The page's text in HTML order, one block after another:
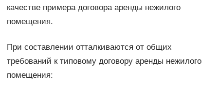
качестве примера договора аренды нежилого
помещения.
При составлении отталкиваются от общих
требований к типовому договору аренды нежилого
помещения: